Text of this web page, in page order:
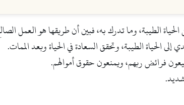
الطيبة، وما تدرك به، فبين أن طريقها هو العمل
الحياة الطيبة، وتحقق السعادة في الحياة وبعد الممات.
فرائض ربهم، ويمنعون حقوق أموالهم.